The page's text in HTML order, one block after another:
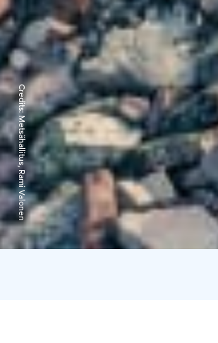
Credits:
Metsähallitus, Rami Valonen